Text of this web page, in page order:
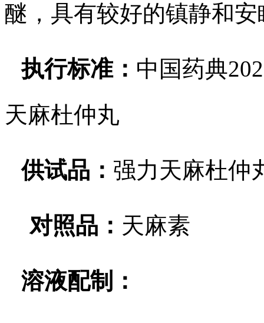
醚，具有较好的镇静和
执行标准： 中国药典
天麻杜仲丸
供试品： 强力天麻杜仲
对照品： 天麻素
溶液配制：